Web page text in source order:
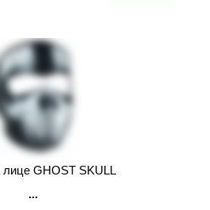
лице GHOST SKULL